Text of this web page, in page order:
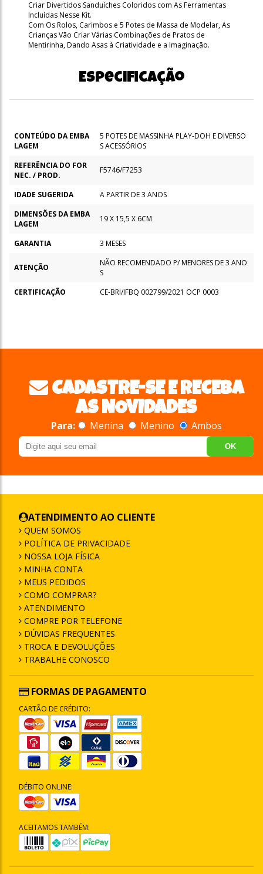
Criar Divertidos Sanduíches Coloridos com As Ferramentas
Incluídas Nesse Kit.
Com Os Rolos, Carimbos e 5 Potes de Massa de Modelar, As
Crianças Vão Criar Várias Combinações de Pratos de
Mentirinha, Dando Asas à Criatividade e a Imaginação.
Especificação
CONTEÚDO DA EMBA
LAGEM
5 POTES DE MASSINHA PLAY-DOH E DIVERSO
S ACESSÓRIOS
REFERÊNCIA DO FOR
NEC. / PROD.
F5746/F7253
IDADE SUGERIDA
A PARTIR DE 3 ANOS
DIMENSÕES DA EMBA
LAGEM
19 X 15,5 X 6CM
GARANTIA 3 MESES
ATENÇÃO
NÃO RECOMENDADO P/ MENORES DE 3 ANO
S
CERTIFICAÇÃO
CE-BRI/IFBQ 002799/2021 OCP 0003
CADASTRE-SE E RECEBA
AS NOVIDADES
Para: Menina Menino Ambos
OK
ATENDIMENTO AO CLIENTE
QUEM SOMOS
POLÍTICA DE PRIVACIDADE
NOSSA LOJA FÍSICA
MINHA CONTA
MEUS PEDIDOS
COMO COMPRAR?
ATENDIMENTO
COMPRE POR TELEFONE
DÚVIDAS FREQUENTES
TROCA E DEVOLUÇÕES
TRABALHE CONOSCO
FORMAS DE PAGAMENTO
CARTÃO DE CRÉDITO:
DÉBITO ONLINE:
ACEITAMOS TAMBÉM: